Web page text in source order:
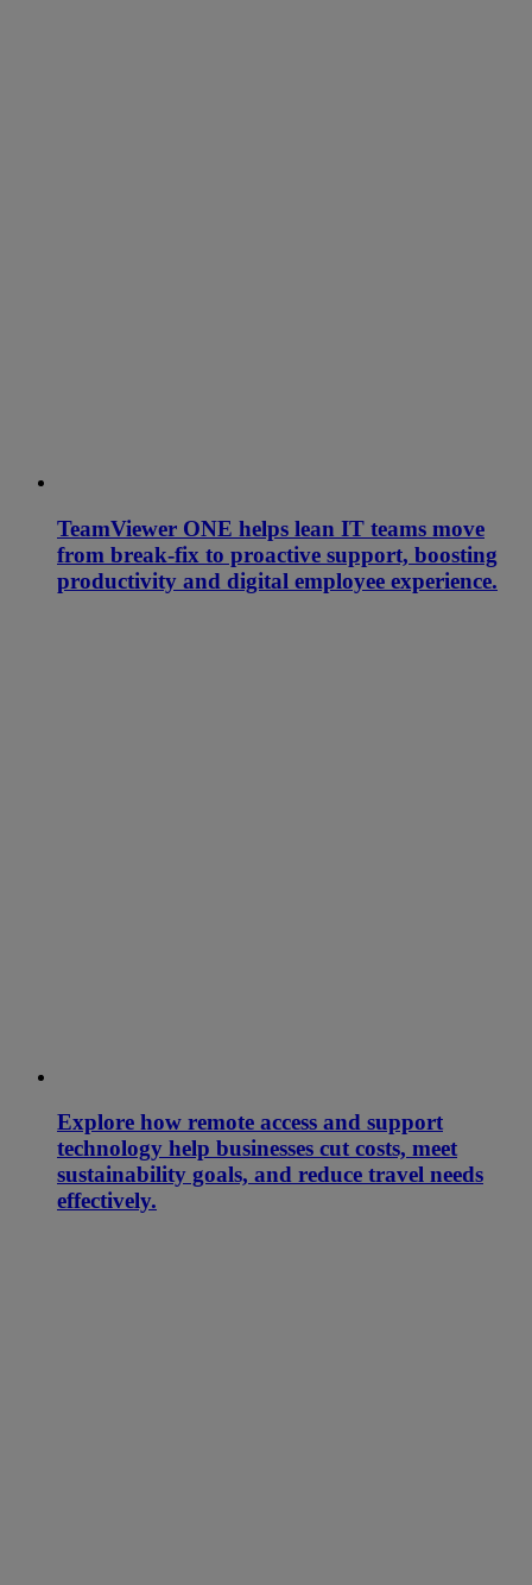
TeamViewer ONE helps lean IT teams move
from break-fix to proactive support, boosting
productivity and digital employee experience.
Explore how remote access and support
technology help businesses cut costs, meet
sustainability goals, and reduce travel needs
effectively.